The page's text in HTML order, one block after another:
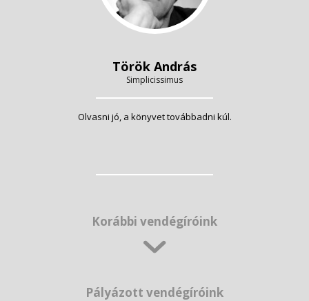
Török András
Simplicissimus
Olvasni jó, a könyvet továbbadni kúl.
Korábbi vendégíróink
Pályázott vendégíróink